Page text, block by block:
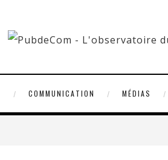
COMMUNICATION MÉDIAS